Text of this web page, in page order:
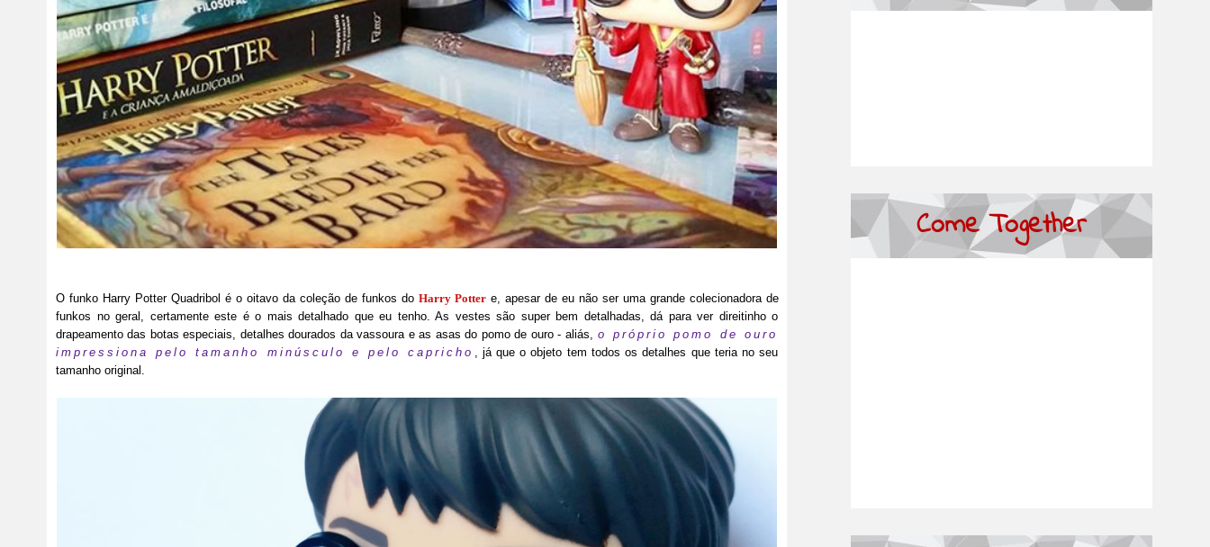
O funko Harry Potter Quadribol é o oitavo da coleção de funkos do Harry Pottere, apesar de eu não ser uma grande colecionadora de
funkos no geral, certamente este é o mais detalhado que eu tenho. As vestes são super bem detalhadas, dá para ver direitinho o
drapeamento das botas especiais, detalhes dourados da vassoura e as asas do pomo de ouro - aliás, o próprio pomo de ouro
impressiona pelo tamanho minúsculo e pelo capricho
, já que o objeto tem todos os detalhes que teria no seu
tamanho original.
Come Together